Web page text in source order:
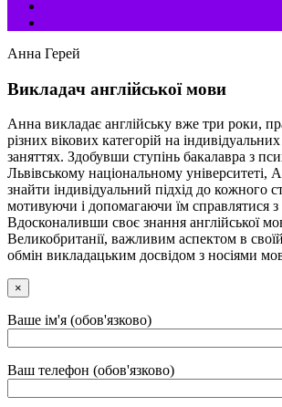
Анна Герей
Викладач англійської мови
Анна викладає англійську вже три роки,
різних вікових категорій на
заняттях. Здобувши ступінь бакалавра з
Львівському національному університеті,
знайти індивідуальний підхід до кожного
мотивуючи і допомагаючи їм справлятися
Вдосконаливши своє знання англійської
Великобританії, важливим аспектом в
обмін викладацьким досвідом з носіями
×
Ваше ім'я (обов'язково)
Ваш телефон (обов'язково)